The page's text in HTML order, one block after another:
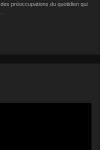
préoccupations du quotidien qui